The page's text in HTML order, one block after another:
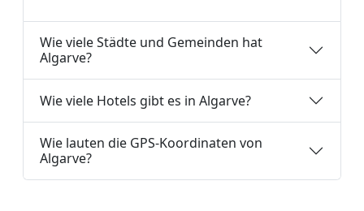
Wie viele Städte und Gemeinden hat
Algarve?
Wie viele Hotels gibt es in Algarve?
Wie lauten die GPS-Koordinaten von
Algarve?